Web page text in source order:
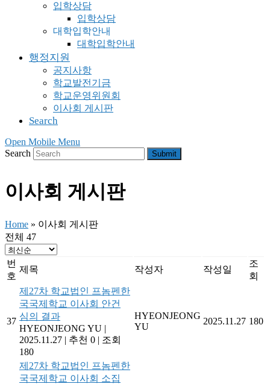
입학상담
입학상담
대학입학안내
대학입학안내
행정지원
공지사항
학교발전기금
학교운영위원회
이사회 게시판
Search
Open Mobile Menu
Search
Submit
이사회 게시판
Home » 이사회 게시판
전체 47
번
호
제목 작성자 작성일
조
회
37
제27차 학교법인 프놈펜한
국국제학교 이사회 안건
심의 결과
HYEONJEONG YU |
2025.11.27 | 추천 0 | 조회
180
HYEONJEONG
YU
2025.11.27 180
제27차 학교법인 프놈펜한
국국제학교 이사회 소집